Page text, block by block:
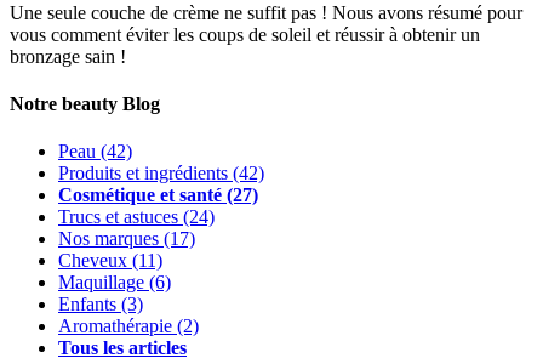
Une seule couche de crème ne suffit pas ! Nous avons résumé pour
vous comment éviter les coups de soleil et réussir à obtenir un
bronzage sain !
Notre beauty Blog
Peau (42)
Produits et ingrédients (42)
Cosmétique et santé (27)
Trucs et astuces (24)
Nos marques (17)
Cheveux (11)
Maquillage (6)
Enfants (3)
Aromathérapie (2)
Tous les articles